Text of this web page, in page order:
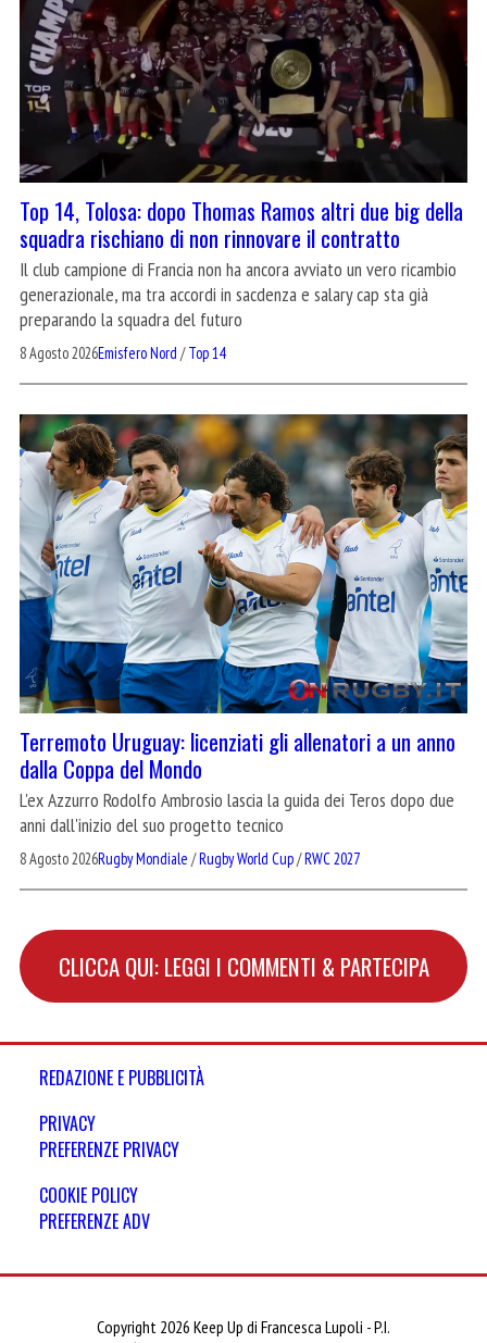
Top 14, Tolosa: dopo Thomas Ramos altri due big della
squadra rischiano di non rinnovare il contratto
Il club campione di Francia non ha ancora avviato un vero ricambio
generazionale, ma tra accordi in sacdenza e salary cap sta già
preparando la squadra del futuro
8 Agosto 2026Emisfero Nord /Top 14
Terremoto Uruguay: licenziati gli allenatori a un anno
dalla Coppa del Mondo
L'ex Azzurro Rodolfo Ambrosio lascia la guida dei Teros dopo due
anni dall'inizio del suo progetto tecnico
8 Agosto 2026Rugby Mondiale /Rugby World Cup/RWC 2027
CLICCA QUI: LEGGI I COMMENTI & PARTECIPA
REDAZIONE E PUBBLICITÀ
PRIVACY
PREFERENZE PRIVACY
COOKIE POLICY
PREFERENZE ADV
Copyright 2026 Keep Up di Francesca Lupoli - P.I.